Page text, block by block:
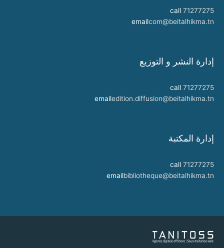
call 71277275
emailcom@beitalhikma.tn
إدارة النشر و التوزيع
call 71277275
emailedition.diffusion@beitalhikma.tn
إدارة المكتبة
call 71277275
emailbibliotheque@beitalhikma.tn